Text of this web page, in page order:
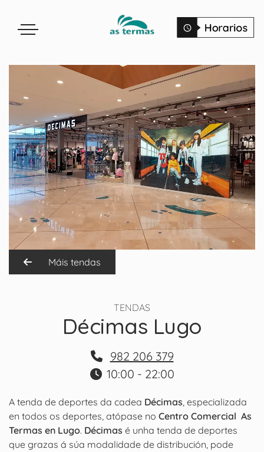
Máis tendas
TENDAS
Décimas Lugo
982 206 379
10:00 - 22:00
A tenda de deportes da cadea Décimas, especializada
en todos os deportes, atópase no Centro Comercial As
Termas en Lugo. Décimas é unha tenda de deportes
que grazas á súa modalidade de distribución, pode